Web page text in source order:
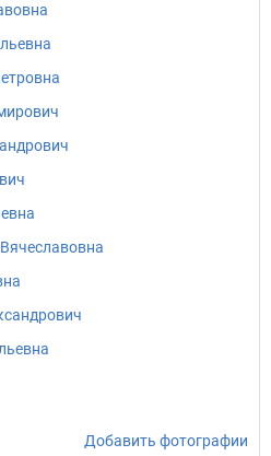
Добавить фотографии